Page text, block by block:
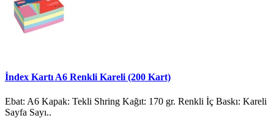
İndex Kartı A6 Renkli Kareli (200 Kart)
Ebat: A6 Kapak: Tekli Shring Kağıt: 170 gr. Renkli İç Baskı: Kareli
Sayfa Sayı..